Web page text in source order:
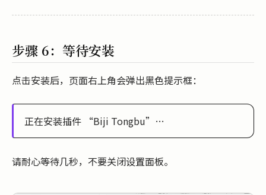
步骤 6：等待安装
点击安装后，页面右上角会弹出黑色提示框：
正在安装插件 “Biji Tongbu”…
请耐心等待几秒，不要关闭设置面板。